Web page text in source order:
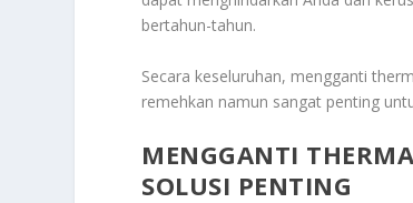
bertahun-tahun.
Secara keseluruhan, mengganti
remehkan namun sangat penting
MENGGANTI
SOLUSI PENTING